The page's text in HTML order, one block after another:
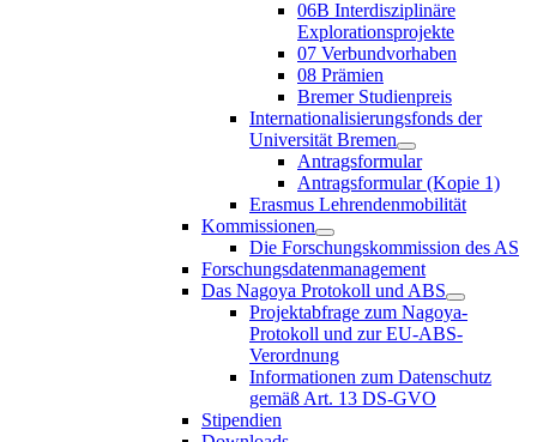
06B Interdisziplinäre
Explorationsprojekte
07 Verbundvorhaben
08 Prämien
Bremer Studienpreis
Internationalisierungsfonds der
Universität Bremen
Antragsformular
Antragsformular (Kopie 1)
Erasmus Lehrendenmobilität
Kommissionen
Die Forschungskommission des AS
Forschungsdatenmanagement
Das Nagoya Protokoll und ABS
Projektabfrage zum Nagoya-
Protokoll und zur EU-ABS-
Verordnung
Informationen zum Datenschutz
gemäß Art. 13 DS-GVO
Stipendien